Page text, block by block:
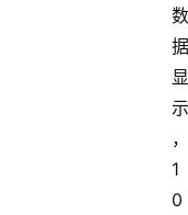
数
据
显
示
，
1
0